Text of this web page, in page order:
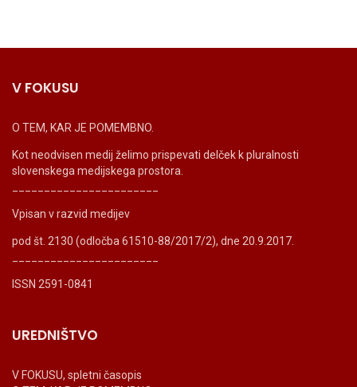
V FOKUSU
O TEM, KAR JE POMEMBNO.
Kot neodvisen medij želimo prispevati delček k pluralnosti
slovenskega medijskega prostora.
Vpisan v razvid medijev
pod št. 2130 (odločba 61510-88/2017/2), dne 20.9.2017.
ISSN 2591-0841
UREDNIŠTVO
V FOKUSU, spletni časopis